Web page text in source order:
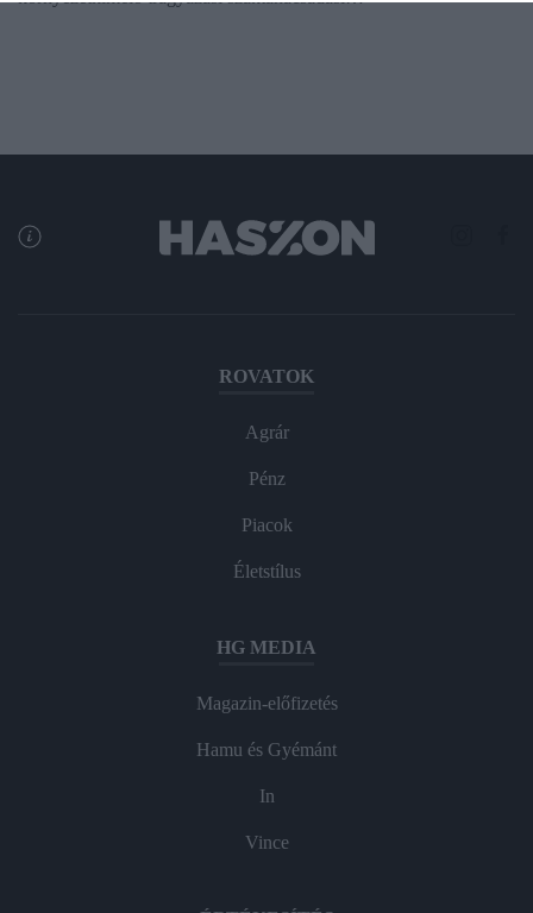
ROVATOK
Agrár
Pénz
Piacok
Életstílus
HG MEDIA
Magazin-előfizetés
Hamu és Gyémánt
In
Vince